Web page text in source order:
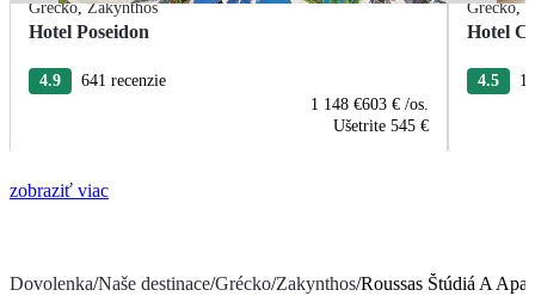
Grécko,Zakynthos
Hotel Poseidon
4.9
641 recenzie
1 148 €603 € /os.
Ušetrite 545 €
Grécko,
Hotel
4.5
zobraziť viac
Dovolenka/Naše destinace/Grécko/Zakynthos/Roussas Štúdiá A